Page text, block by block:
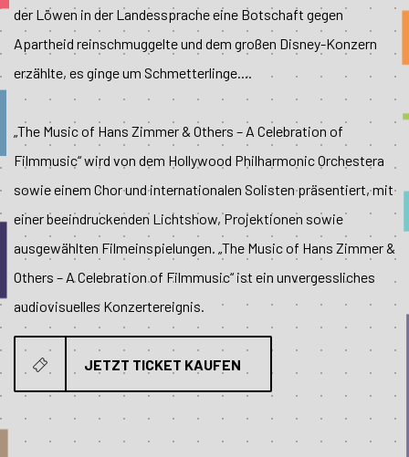
der Löwen in der Landessprache eine Botschaft gegen
Apartheid reinschmuggelte und dem großen Disney-Konzern
erzählte, es ginge um Schmetterlinge....
„The Music of Hans Zimmer & Others – A Celebration of
Filmmusic“ wird von dem Hollywood Philharmonic Orchestera
sowie einem Chor und internationalen Solisten präsentiert, mit
einer beeindruckenden Lichtshow, Projektionen sowie
ausgewählten Filmeinspielungen. „The Music of Hans Zimmer &
Others – A Celebration of Filmmusic“ ist ein unvergessliches
audiovisuelles Konzertereignis.
JETZT TICKET KAUFEN